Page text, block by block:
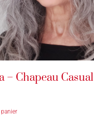
– Chapeau Casual